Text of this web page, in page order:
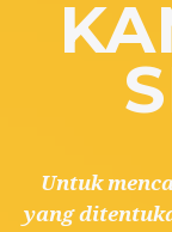
Untuk
yang